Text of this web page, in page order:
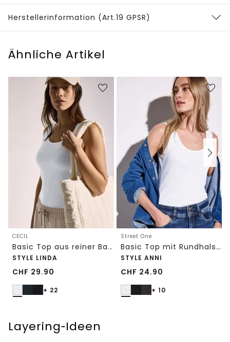
Herstellerinformation (Art.19 GPSR)
Ähnliche Artikel
CECIL
Basic Top aus reiner Baumwolle
STYLE LINDA
CHF 29.90
+ 22
Street One
Basic Top mit Rundhals in Unifarbe
STYLE ANNI
CHF 24.90
+ 10
Layering‑Ideen